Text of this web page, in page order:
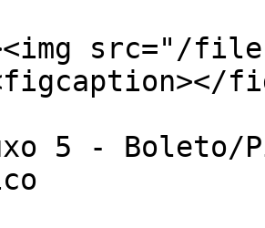
src="/files/
5 - Boleto/